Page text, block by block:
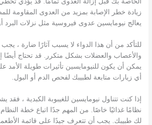
زيادة خطر الإصابة بمزيد من العدوى المقاومة
يعالج نيومايسين عدوى فيروسية مثل نزلات البرد أو
للتأكد من أن هذا الدواء لا يسبب آثارًا ضارة ،
والأعصاب والعضلات بشكل متكرر. قد تحتاج أيضًا
يمكن أن يكون للنيومايسين تأثيرات طويلة
أي زيارات متابعة لطبيبك لفحص الدم أو البول.
إذا كنت تتناول نيومايسين للغيبوبة الكبدية ،
نظامًا غذائيًا خاصًا. من المهم جدًا اتباع خطة
لك طبيبك. يجب أن تتعرف جيدًا على قائمة